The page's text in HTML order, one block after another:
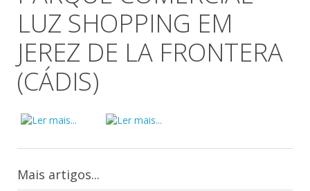
LUZ SHOPPING EM
JEREZ DE LA FRONTERA
(CÁDIS)
Mais artigos...